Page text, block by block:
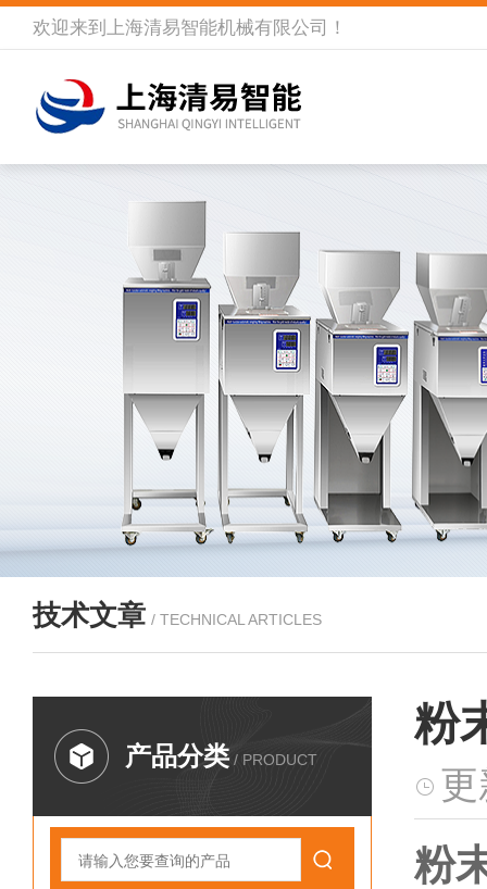
欢迎来到 上海清易智能机械有限公司 ！
技术文章 / TECHNICAL ARTICLES
产品分类 / PRODUCT
粉
粉